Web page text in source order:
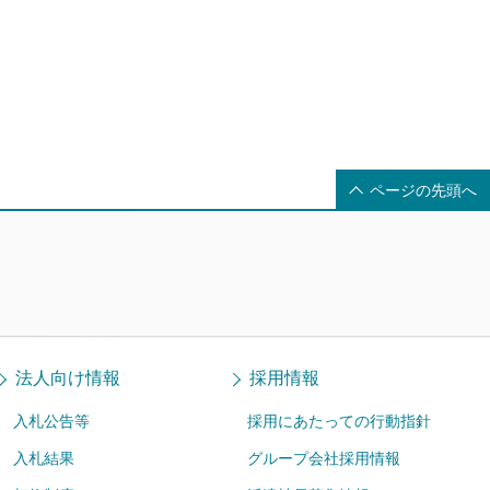
ページの先頭へ
法人向け情報
入札公告等
入札結果
採用情報
採用にあたっての行動指針
グループ会社採用情報